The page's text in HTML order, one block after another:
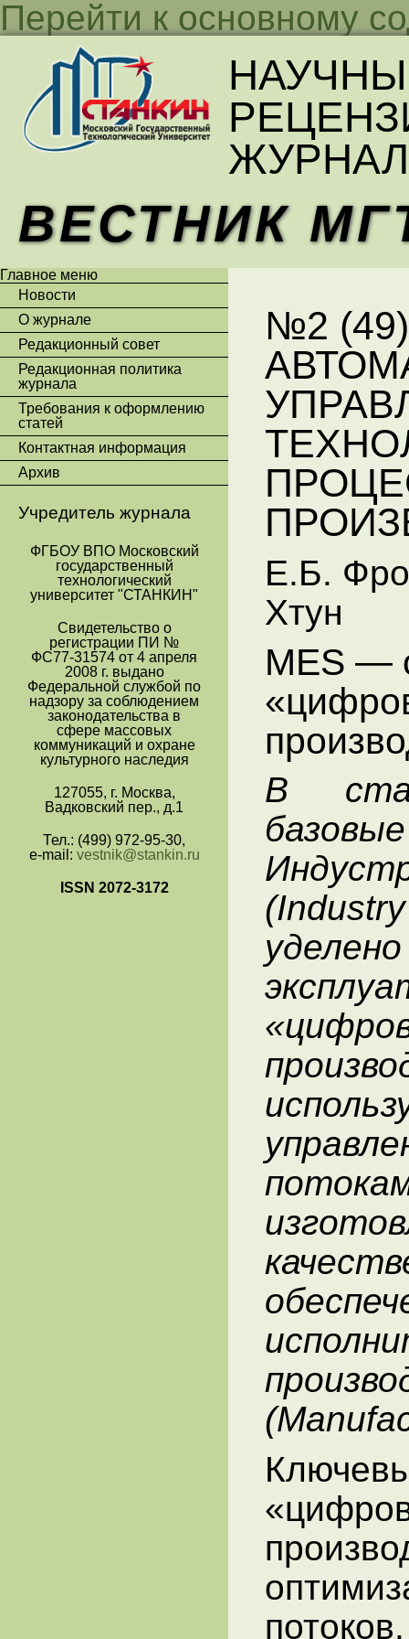
Перейти к основному
ЖУРНАЛ
ВЕСТНИК
Главное меню
Новости
О журнале
Редакционный совет
Редакционная политика
журнала
Требования к оформлению
статей
Контактная информация
Архив
Учредитель журнала
ФГБОУ ВПО Московский
государственный
технологический
университет "СТАНКИН"
Свидетельство о
регистрации ПИ №
ФС77-31574 от 4 апреля
2008 г. выдано
Федеральной службой по
надзору за соблюдением
законодательства в
сфере массовых
коммуникаций и охране
культурного наследия
127055, г. Москва,
Вадковский пер., д.1
Тел.: (499) 972-95-30,
e-mail: vestnik@stankin.ru
ISSN 2072-3172
№2
Е.Б.
Хтун
MES —
В
потоков.